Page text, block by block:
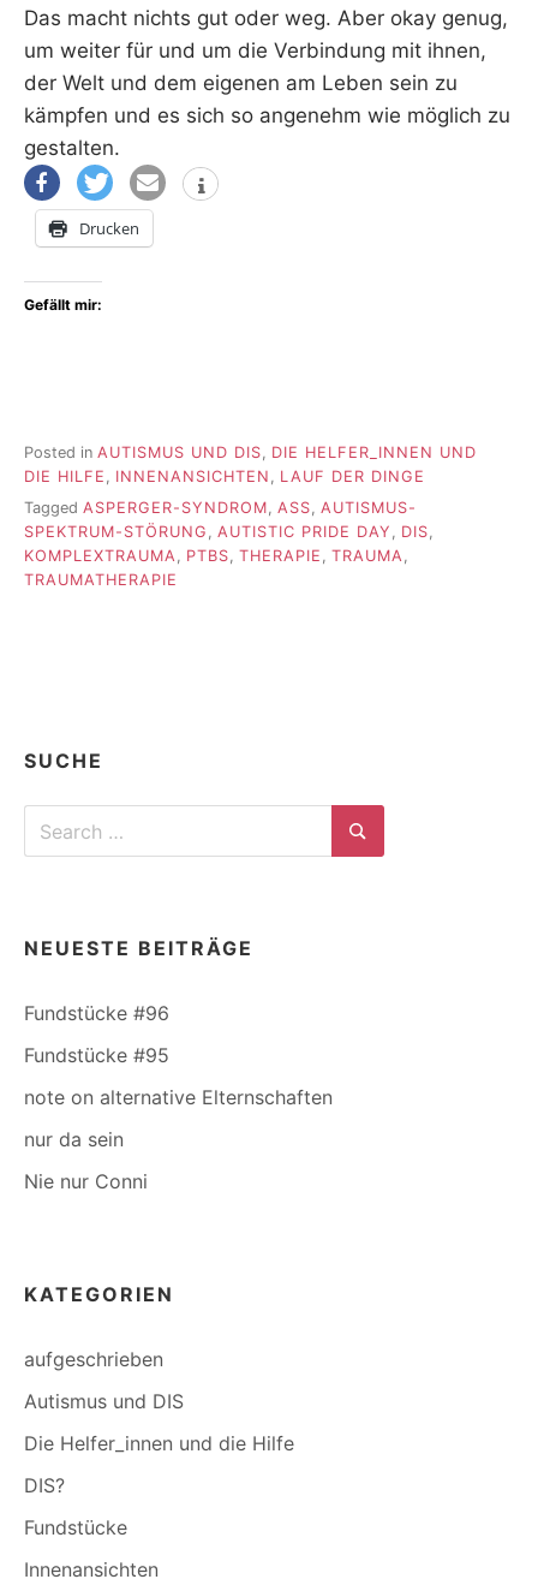
Das macht nichts gut oder weg. Aber okay genug,
um weiter für und um die Verbindung mit ihnen,
der Welt und dem eigenen am Leben sein zu
kämpfen und es sich so angenehm wie möglich zu
gestalten.
Drucken
Gefällt mir:
Posted in AUTISMUS UND DIS
DIE HELFER_INNEN UND
DIE HILFE
INNENANSICHTEN
LAUF DER DINGE
Tagged ASPERGER-SYNDROM, ASS, AUTISMUS-
SPEKTRUM-STÖRUNG , AUTISTIC PRIDE DAY , DIS,
KOMPLEXTRAUMA, PTBS, THERAPIE , TRAUMA,
TRAUMATHERAPIE
SUCHE
Search
for:
Search
NEUESTE BEITRÄGE
Fundstücke #96
Fundstücke #95
note on alternative Elternschaften
nur da sein
Nie nur Conni
KATEGORIEN
aufgeschrieben
Autismus und DIS
Die Helfer_innen und die Hilfe
DIS?
Fundstücke
Innenansichten